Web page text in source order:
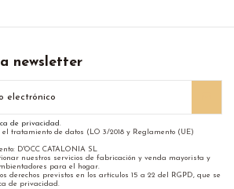
newsletter
de privacidad .
el tratamiento de datos (LO 3/2018 y Reglamento (UE)
D'OCC CATALONIA SL
nuestros servicios de fabricación y venda mayorista y
para el hogar.
derechos previstos en los artículos 15 a 22 del RGPD, que se
de privacidad.